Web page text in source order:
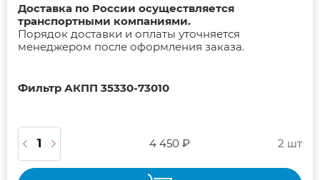
Доставка по России осуществляется
транспортными компаниями.
Порядок доставки и оплаты уточняется
менеджером после оформления заказа.
Фильтр АКПП 35330-73010
4 450 ₽ 2 шт